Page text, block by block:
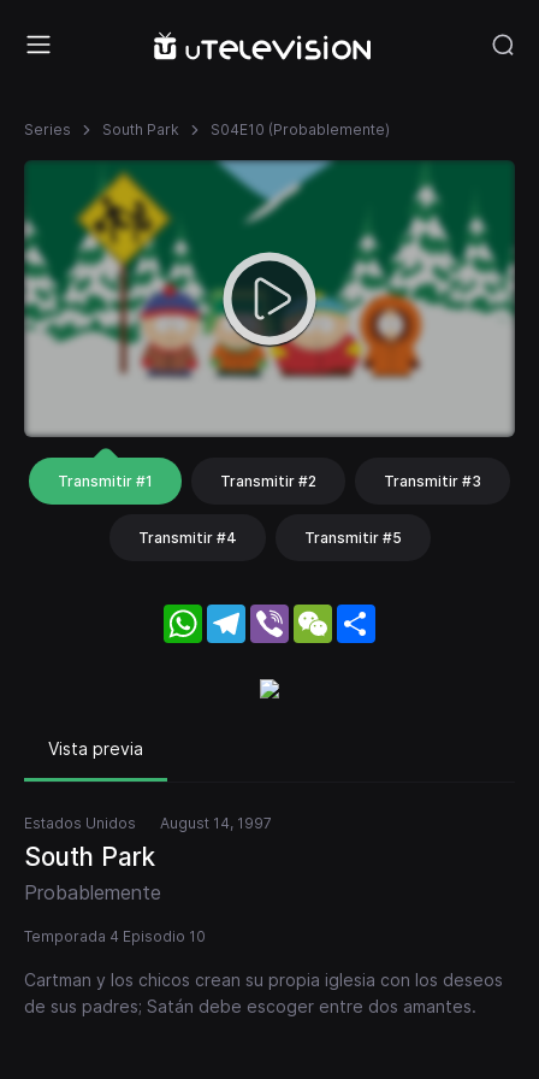
Series South Park S04E10 (Probablemente)
Transmitir #1 Transmitir #2 Transmitir #3
Transmitir #4 Transmitir #5
WhatsApp
Telegram
Viber WeChat
Vista previa
Estados Unidos August 14, 1997
South Park
Probablemente
Temporada 4 Episodio 10
Cartman y los chicos crean su propia iglesia con los deseos
de sus padres; Satán debe escoger entre dos amantes.